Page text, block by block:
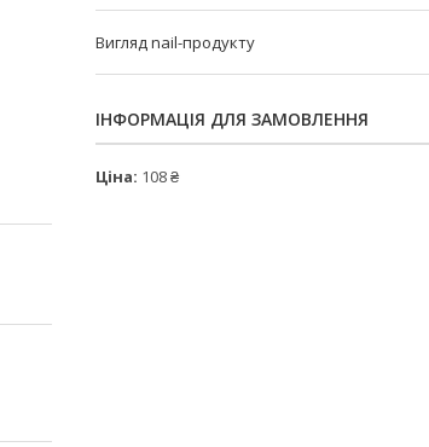
Вигляд nail-продукту
ІНФОРМАЦІЯ ДЛЯ ЗАМОВЛЕННЯ
Ціна: 108 ₴